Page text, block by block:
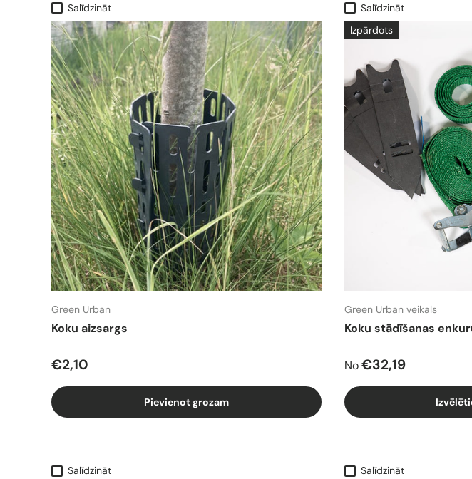
Salīdzināt
Green Urban
Koku aizsargs
€2,10
Pievienot grozam
Salīdzināt
Izpārdots
Green Urban veikals
Koku stādīšanas
No €32,19
Salīdzināt Salīdzināt